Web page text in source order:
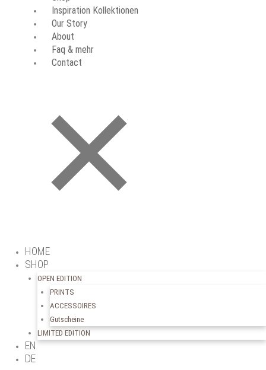
Inspiration Kollektionen
Our Story
About
Faq & mehr
Contact
HOME
SHOP
OPEN EDITION
PRINTS
ACCESSOIRES
Gutscheine
LIMITED EDITION
EN
DE